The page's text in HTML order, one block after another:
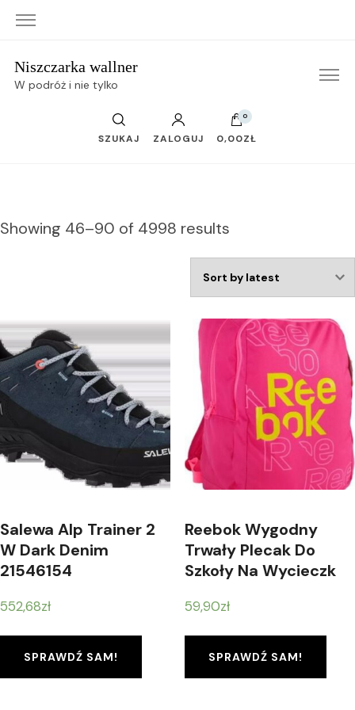
Niszczarka wallner
W podróż i nie tylko
SZUKAJ ZALOGUJ
0
0,00ZŁ
Showing 46–90 of 4998 results
Salewa Alp Trainer 2
W Dark Denim
21546154
552,68zł
SPRAWDŹ SAM!
Reebok Wygodny
Trwały Plecak Do
Szkoły Na Wycieczk
59,90zł
SPRAWDŹ SAM!